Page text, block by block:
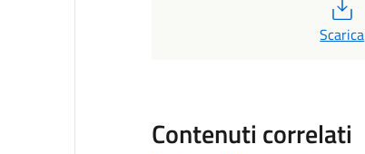
Scarica
Contenuti correlati